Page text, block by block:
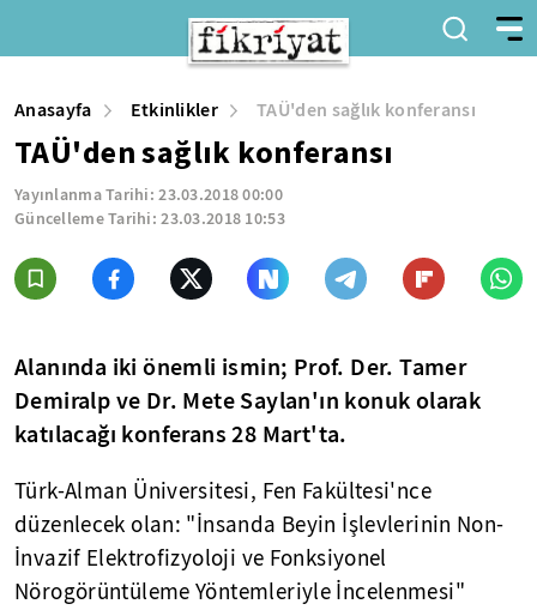
Anasayfa Etkinlikler TAÜ'den sağlık konferansı
TAÜ'den sağlık konferansı
Yayınlanma Tarihi:23.03.2018 00:00
Güncelleme Tarihi:23.03.2018 10:53
Alanında iki önemli ismin; Prof. Der. Tamer
Demiralp ve Dr. Mete Saylan'ın konuk olarak
katılacağı konferans 28 Mart'ta.
Türk-Alman Üniversitesi, Fen Fakültesi'nce
düzenlecek olan: "İnsanda Beyin İşlevlerinin Non-
İnvazif Elektrofizyoloji ve Fonksiyonel
Nörogörüntüleme Yöntemleriyle İncelenmesi"